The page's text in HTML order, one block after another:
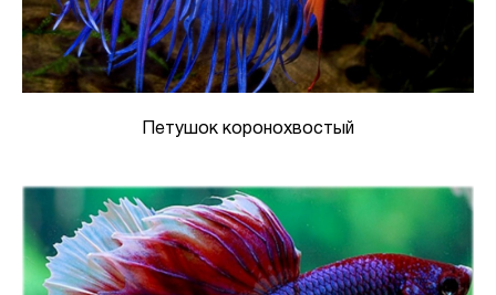
Петушок коронохвостый